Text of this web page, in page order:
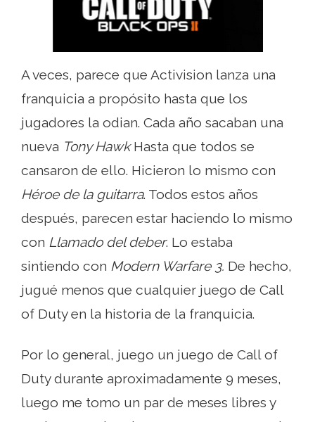
A veces, parece que Activision lanza una
franquicia a propósito hasta que los
jugadores la odian. Cada año sacaban una
nueva Tony HawkHasta que todos se
cansaron de ello. Hicieron lo mismo con
Héroe de la guitarra. Todos estos años
después, parecen estar haciendo lo mismo
con Llamado del deber. Lo estaba
sintiendo con Modern Warfare 3. De hecho,
jugué menos que cualquier juego de Call
of Duty en la historia de la franquicia.
Por lo general, juego un juego de Call of
Duty durante aproximadamente 9 meses,
luego me tomo un par de meses libres y